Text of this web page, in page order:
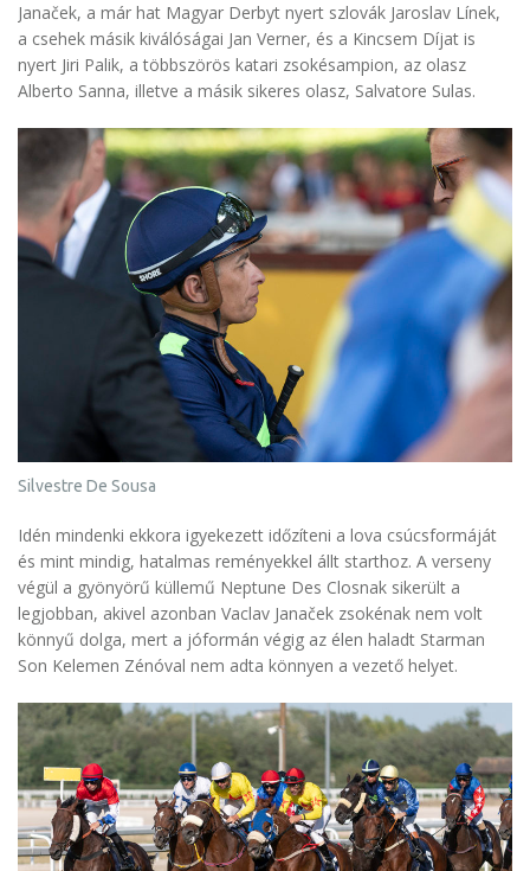
Janaček, a már hat Magyar Derbyt nyert szlovák Jaroslav Línek,
a csehek másik kiválóságai Jan Verner, és a Kincsem Díjat is
nyert Jiri Palik, a többszörös katari zsokésampion, az olasz
Alberto Sanna, illetve a másik sikeres olasz, Salvatore Sulas.
Silvestre De Sousa
Idén mindenki ekkora igyekezett időzíteni a lova csúcsformáját
és mint mindig, hatalmas reményekkel állt starthoz. A verseny
végül a gyönyörű küllemű Neptune Des Closnak sikerült a
legjobban, akivel azonban Vaclav Janaček zsokénak nem volt
könnyű dolga, mert a jóformán végig az élen haladt Starman
Son Kelemen Zénóval nem adta könnyen a vezető helyet.